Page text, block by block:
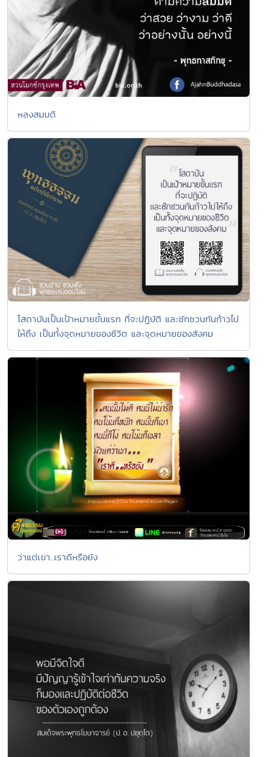
หลงสมมติ
โสดาบันเป็นเป้าหมายขั้นแรก ที่จะปฏิบัติ และชักชวนกันก้าวไป
ให้ถึง เป็นทั้งจุดหมายของชีวิต และจุดหมายของสังคม
ว่าแต่เขา..เราดีหรือยัง